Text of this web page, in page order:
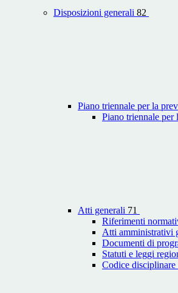
Disposizioni generali 82
Piano triennale per la
Piano triennale per
Atti generali 71
Riferimenti
Atti amministrativi
Documenti di
Statuti e leggi
Codice disciplinare